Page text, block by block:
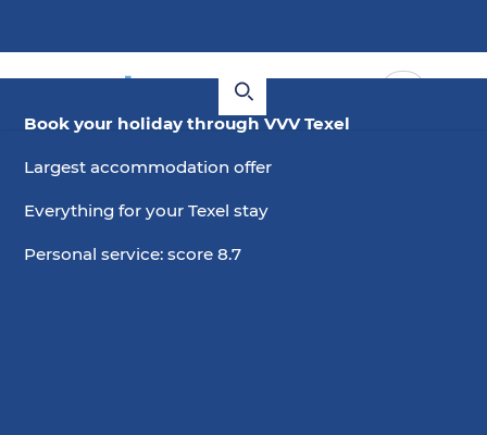
Book your holiday through VVV Texel
Largest accommodation offer
Everything for your Texel stay
Personal service: score 8.7